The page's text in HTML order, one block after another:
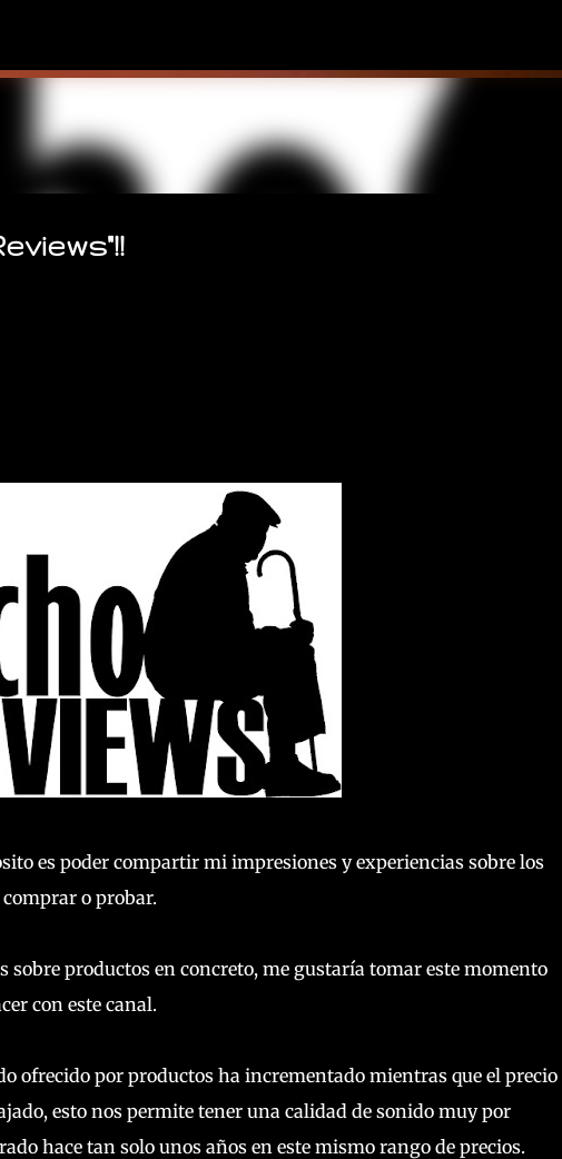
es poder compartir mi impresiones y experiencias sobre los
o probar.
sobre productos en concreto, me gustaría tomar este momento
con este canal.
ofrecido por productos ha incrementado mientras que el precio
esto nos permite tener una calidad de sonido muy por
hace tan solo unos años en este mismo rango de precios.